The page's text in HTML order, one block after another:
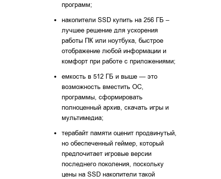
программ;
накопители SSD купить на 256 ГБ –
лучшее решение для ускорения
работы ПК или ноутбука, быстрое
отображение любой информации и
комфорт при работе с приложениями;
емкость в 512 ГБ и выше — это
возможность вместить ОС,
программы, сформировать
полноценный архив, скачать игры и
мультимедиа;
терабайт памяти оценит продвинутый,
но обеспеченный геймер, который
предпочитает игровые версии
последнего поколения, поскольку
цены на SSD накопители такой